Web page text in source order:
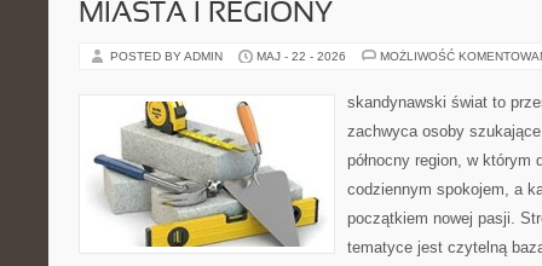
MIASTA I REGIONY
POSTED BY ADMIN MAJ - 22 - 2026 MOŻLIWOŚĆ
skandynawski świat to
zachwyca osoby
północny region, w
codziennym spokojem, a
początkiem nowej pasji.
tematyce jest czytelną